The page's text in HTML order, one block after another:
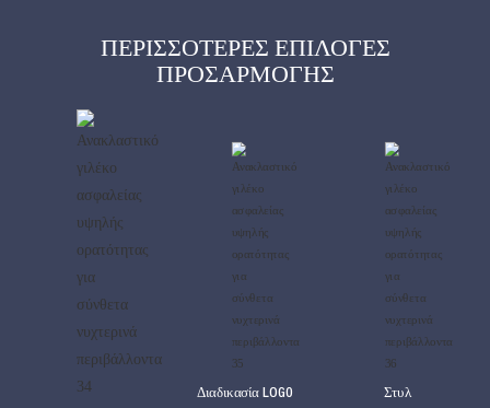
ΠΕΡΙΣΣΌΤΕΡΕΣ ΕΠΙΛΟΓΈΣ
ΠΡΟΣΑΡΜΟΓΉΣ
Διαδικασία LOG0 Στυλ